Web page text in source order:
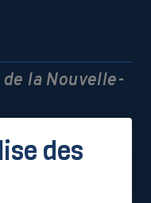
la Nouvelle-
des